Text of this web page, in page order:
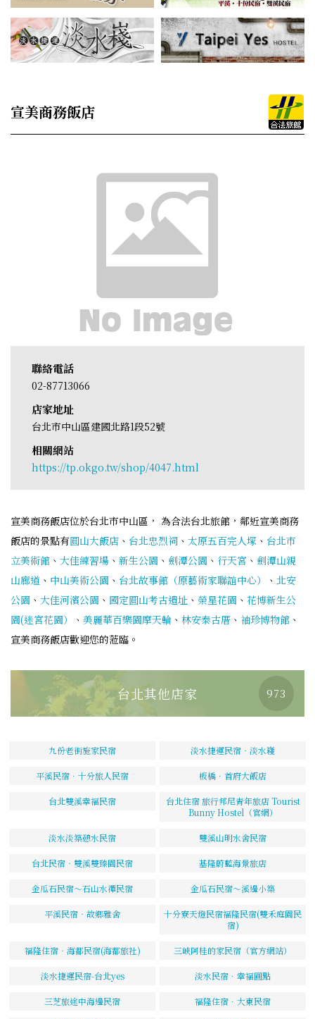
宣美商務飯店
聯絡電話
02-87713066
店家地址
台北市中山區建國北路1段52號
相關網站
https://tp.okgo.tw/shop/4047.html
宣美商務飯店位於台北市中山區， 為合法台北旅館，鄰近宣美商務
飯店的景點有圓山大飯店 、 台北忠烈祠 、 太原五百完人塚 、 台北市
立美術館 、 大佳練習場 、 新生公園 、 劍潭公園 、 行天宮 、 劍潭山親
山廊道 、 中山美術公園 、 台北故事館（原藝術家聯誼中心） 、 北安
公園 、 大佳河濱公園 、 國定圓山考古遺址 、 榮星花園 、 花博新生公
園(迷宮花園）
、 美麗華百樂園摩天輪 、 林安泰古厝 、 袖珍博物館 、
宣美商務飯店歡迎您的蒞臨。
台北其他店家 973
九份老街施家民宿 淡水捷運民宿‧淡水嶘
平溪民宿．十分旅人民宿 板橋．首府大飯店
台北雙溪幸福民宿
台北住宿 旅行邦尼青年旅店 Tourist
Bunny Hostel（官網）
淡水淡築憩水民宿 雙溪山明水舍民宿
台北民宿‧雙溪雙臻園民宿 基隆蔚藍海景旅店
金瓜石民宿～石山水禪民宿 金瓜石民宿～溪邊小築
平溪民宿‧故鄉雅舍
十分寮天燈民宿福隆民宿(雙禾庭園民
宿)
福隆住宿‧海都民宿(海都旅社) 三峽阿桂的家民宿（官方網站）
淡水捷運民宿-台北yes 淡水民宿．幸福圓點
三芝旅途中海邊民宿 福隆住宿．大東民宿